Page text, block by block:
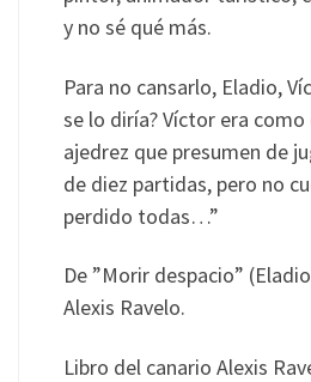
y no sé qué más.
Para no cansarlo, Eladio,
se lo diría? Víctor era
ajedrez que presumen de
de diez partidas, pero no
perdido todas…”
De ”Morir despacio”
Alexis Ravelo.
Libro del canario Alexis